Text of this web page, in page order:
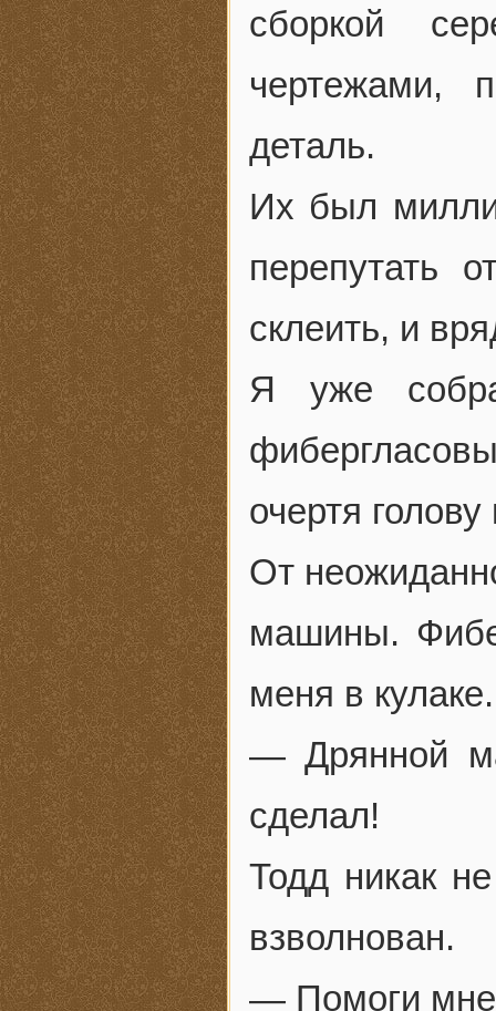
сборкой
чертежами,
деталь.
Их был
перепутать
склеить, и
Я уже
очертя
От
машины.
меня в кулаке.
— Дрянной
сделал!
Тодд никак
взволнован.
— Помоги